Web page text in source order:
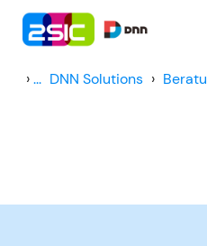
Zum Inhalt springen
›... DNN Solutions ›